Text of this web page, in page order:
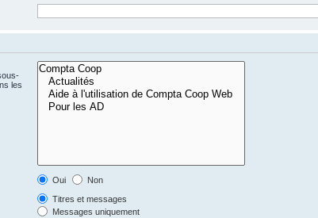
les
Oui
Non
Titres et messages
Messages uniquement